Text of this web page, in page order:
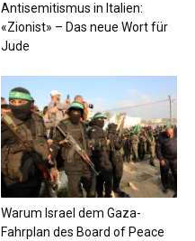
Antisemitismus in Italien:
«Zionist» – Das neue Wort für
Jude
Warum Israel dem Gaza-
Fahrplan des Board of Peace